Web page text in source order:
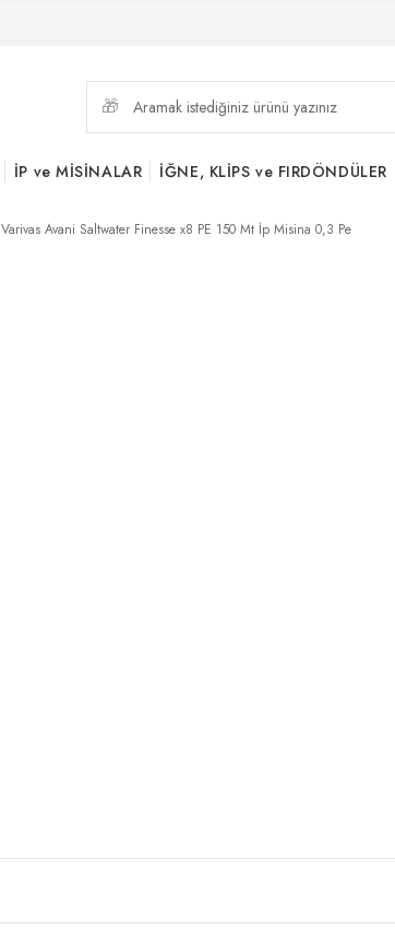
İP ve MİSİNALAR İĞNE, KLİPS ve FIRDÖNDÜLER
Varivas Avani Saltwater Finesse x8 PE 150 Mt İp Misina 0,3 Pe